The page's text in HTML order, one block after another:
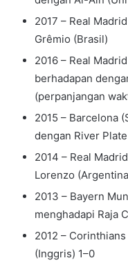
2017 – Real
Grêmio (Brasil)
2016 – Real
berhadapan
(perpanjangan
2015 – Barcelona
dengan River
2014 – Real
Lorenzo
2013 – Bayern
menghadapi Raja
2012 –
(Inggris) 1–0